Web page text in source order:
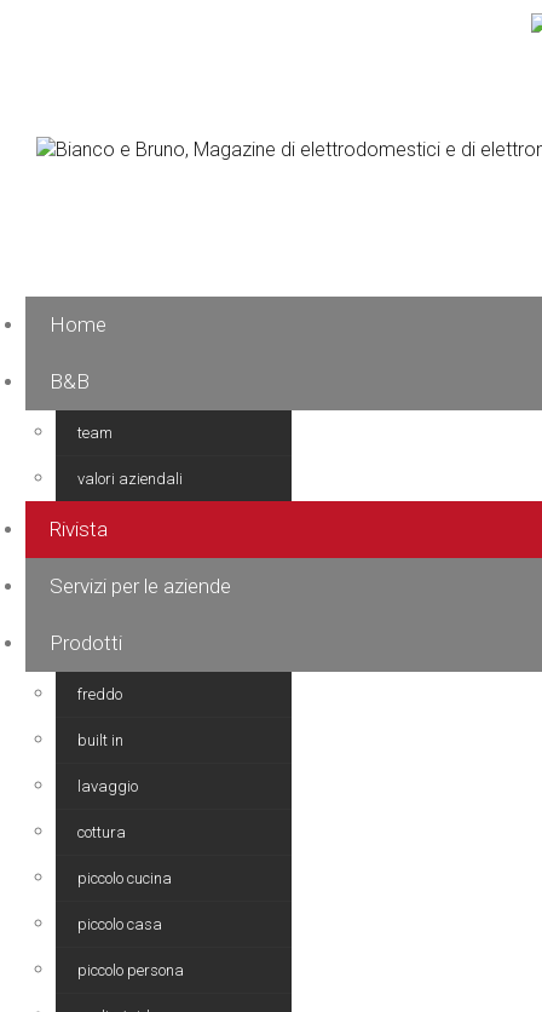
Home
B&B
team
valori aziendali
Rivista
Servizi per le aziende
Prodotti
freddo
built in
lavaggio
cottura
piccolo cucina
piccolo casa
piccolo persona